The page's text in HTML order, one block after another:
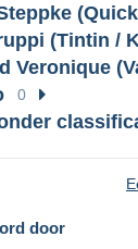
door
(Tintin /
Veronique
0